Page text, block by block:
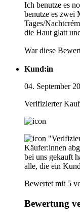
Ich benutze es
benutze es zwei
Tages/
die Haut glatt
War diese
Kund:in
04. September
Verifizierter Kauf
Käufer:innen
bei uns gekauft
alle, die ein
Bewertet mit 5
Bewertung